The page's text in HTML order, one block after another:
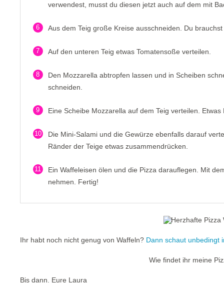
verwendest, musst du diesen jetzt auch auf dem mit
6 Aus dem Teig große Kreise ausschneiden. Du
7 Auf den unteren Teig etwas Tomatensoße verteilen.
8
Den Mozzarella abtropfen lassen und in Scheiben
schneiden.
9 Eine Scheibe Mozzarella auf dem Teig verteilen.
10
Die Mini-Salami und die Gewürze ebenfalls darauf
Ränder der Teige etwas zusammendrücken.
11
Ein Waffeleisen ölen und die Pizza darauflegen. Mit
nehmen. Fertig!
Ihr habt noch nicht genug von Waffeln? Dann schaut unbedingt
Wie findet ihr meine
Bis dann. Eure Laura